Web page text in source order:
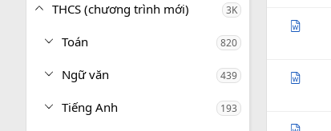
THCS (chương trình mới) 3K
Toán 820
Ngữ văn 439
Tiếng Anh 193